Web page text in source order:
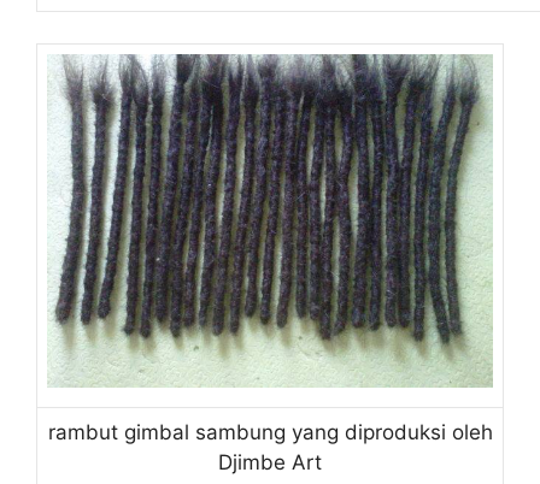
rambut gimbal sambung yang diproduksi oleh
Djimbe Art